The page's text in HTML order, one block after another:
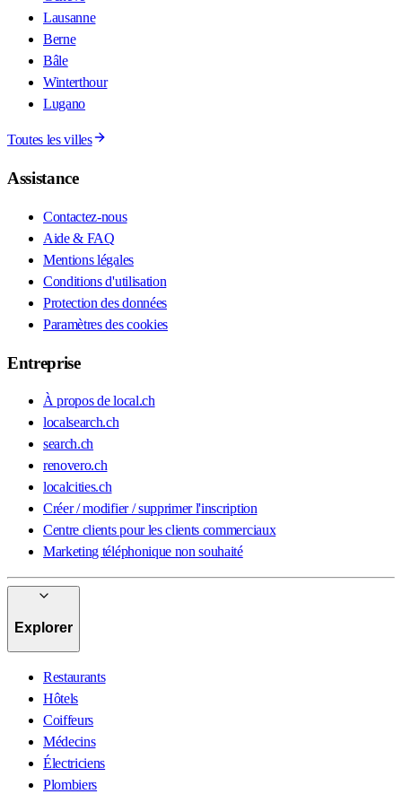
Lausanne
Berne
Bâle
Winterthour
Lugano
Toutes les villes
Assistance
Contactez-nous
Aide & FAQ
Mentions légales
Conditions d'utilisation
Protection des données
Paramètres des cookies
Entreprise
À propos de local.ch
localsearch.ch
search.ch
renovero.ch
localcities.ch
Créer / modifier / supprimer l'inscription
Centre clients pour les clients commerciaux
Marketing téléphonique non souhaité
Explorer
Restaurants
Hôtels
Coiffeurs
Médecins
Électriciens
Plombiers